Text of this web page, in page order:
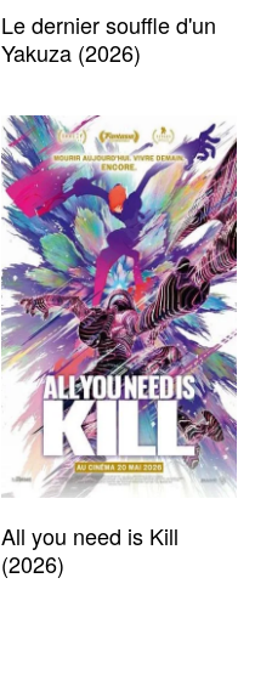
Le dernier souffle d'un
Yakuza (2026)
All you need is Kill
(2026)